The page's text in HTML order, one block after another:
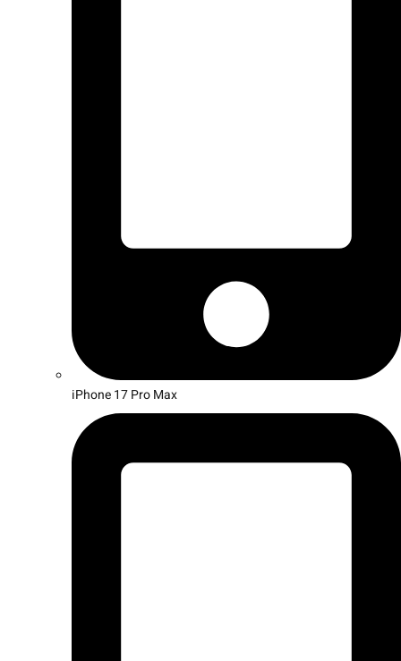
iPhone 17 Pro Max